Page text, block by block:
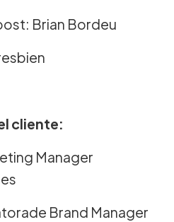
Brian Bordeu
cliente:
Manager
Brand Manager